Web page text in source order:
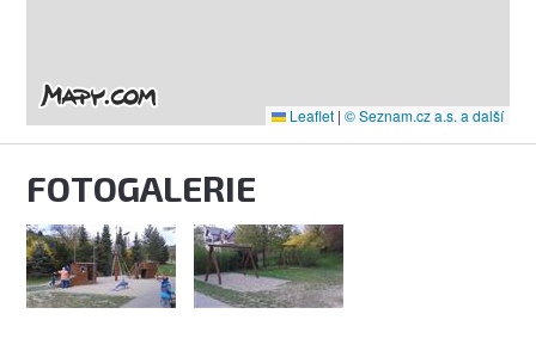
Leaflet | © Seznam.cz a.s. a další
FOTOGALERIE